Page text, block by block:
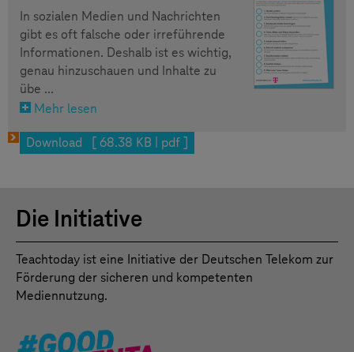
In sozialen Medien und Nachrichten
gibt es oft falsche oder irreführende
Informationen. Deshalb ist es wichtig,
genau hinzuschauen und Inhalte zu
übe ...
Mehr lesen
Download [ 68.38 KB | pdf ]
Die Initiative
Teachtoday ist eine Initiative der Deutschen Telekom zur
Förderung der sicheren und kompetenten
Mediennutzung.